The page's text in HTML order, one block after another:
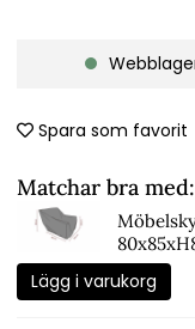
Spara som favorit
Matchar bra med:
svart
Lägg i varukorg